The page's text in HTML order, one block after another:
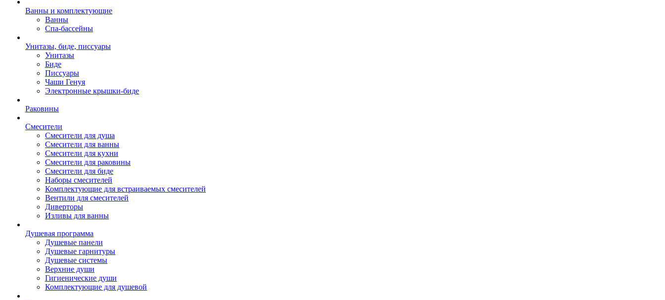
Ванны и комплектующие
Ванны
Спа-бассейны
Унитазы, биде, писсуары
Унитазы
Биде
Писсуары
Чаши Генуя
Электронные крышки-биде
Раковины
Смесители
Смесители для душа
Смесители для ванны
Смесители для кухни
Смесители для раковины
Смесители для биде
Наборы смесителей
Комплектующие для встраиваемых смесителей
Вентили для смесителей
Диверторы
Изливы для ванны
Душевая программа
Душевые панели
Душевые гарнитуры
Душевые системы
Верхние души
Гигиенические души
Комплектующие для душевой